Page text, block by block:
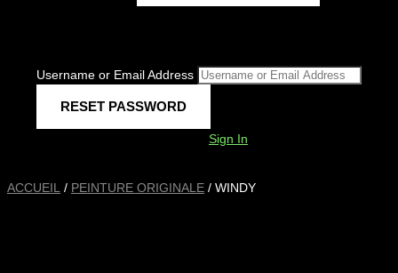
Username or Email Address
Sign In
ACCUEIL / PEINTURE ORIGINALE / WINDY